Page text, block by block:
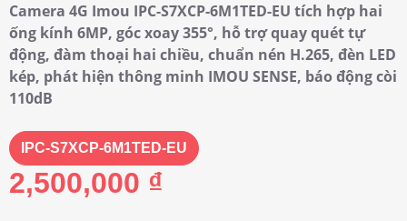
Camera 4G Imou IPC-S7XCP-6M1TED-EU tích hợp hai
ống kính 6MP, góc xoay 355°, hỗ trợ quay quét tự
động, đàm thoại hai chiều, chuẩn nén H.265, đèn LED
kép, phát hiện thông minh IMOU SENSE, báo động còi
110dB
IPC-S7XCP-6M1TED-EU
2,500,000 ₫